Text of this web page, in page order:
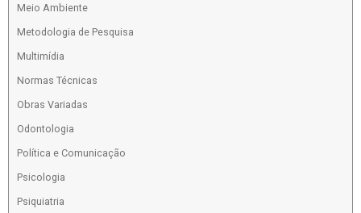
Meio Ambiente
Metodologia de Pesquisa
Multimídia
Normas Técnicas
Obras Variadas
Odontologia
Política e Comunicação
Psicologia
Psiquiatria